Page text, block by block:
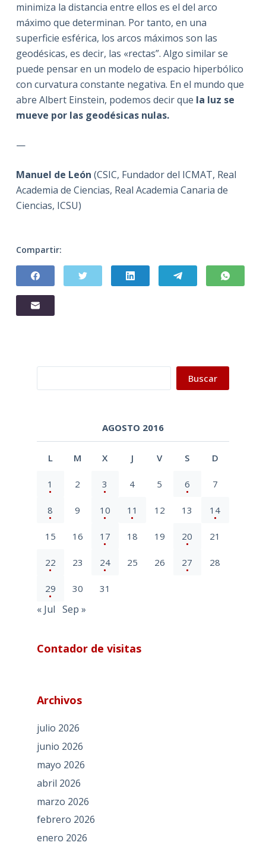
minimiza la distancia entre ellos es el del arco
máximo que determinan. Por tanto, en una
superficie esférica, los arcos máximos son las
geodésicas, es decir, las «rectas”. Algo similar se
puede pensar en un modelo de espacio hiperbólico
con curvatura constante negativa. En el mundo que
abre Albert Einstein, podemos decir que la luz se
mueve por las geodésicas nulas.
—
Manuel de León (CSIC, Fundador del ICMAT, Real
Academia de Ciencias, Real Academia Canaria de
Ciencias, ICSU)
Compartir:
Buscar
AGOSTO 2016
L M X J V S D
1 2 3 4 5 6 7
8 9 10 11 12 13 14
15 16 17 18 19 20 21
22 23 24 25 26 27 28
29 30 31
« Jul Sep »
Contador de visitas
Archivos
julio 2026
junio 2026
mayo 2026
abril 2026
marzo 2026
febrero 2026
enero 2026